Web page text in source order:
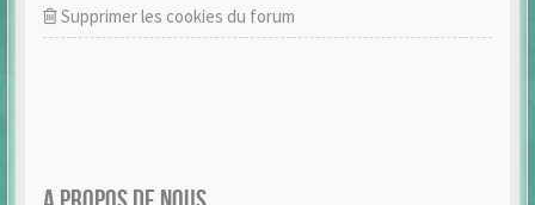
Supprimer les cookies du forum